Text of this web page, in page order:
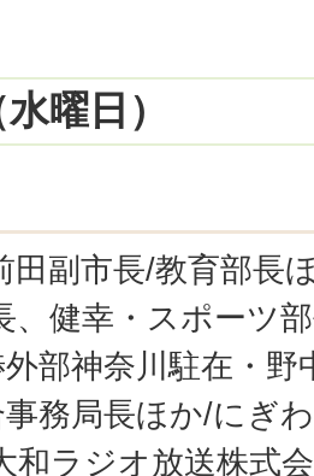
曜日）
田副市長/教育部長
、健幸・スポーツ
部神奈川駐在・
務局長ほか/にぎ
和ラジオ放送株式